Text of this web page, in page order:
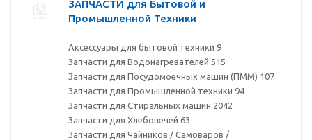
ЗАПЧАСТИ для Бытовой и
Промышленной Техники
Аксессуары для бытовой техники 9
Запчасти для Водонагревателей 515
Запчасти для Посудомоечных машин (ПММ) 107
Запчасти для Промышленной техники 94
Запчасти для Стиральных машин 2042
Запчасти для Хлебопечей 63
Запчасти для Чайников / Самоваров /